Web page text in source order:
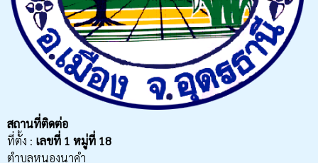
สถานที่ติดต่อ
ที่ตั้ง : เลขที่ 1 หมู่ที่ 18
ตำบลหนองนาคำ